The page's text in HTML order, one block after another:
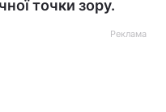
точки зору.
Реклама